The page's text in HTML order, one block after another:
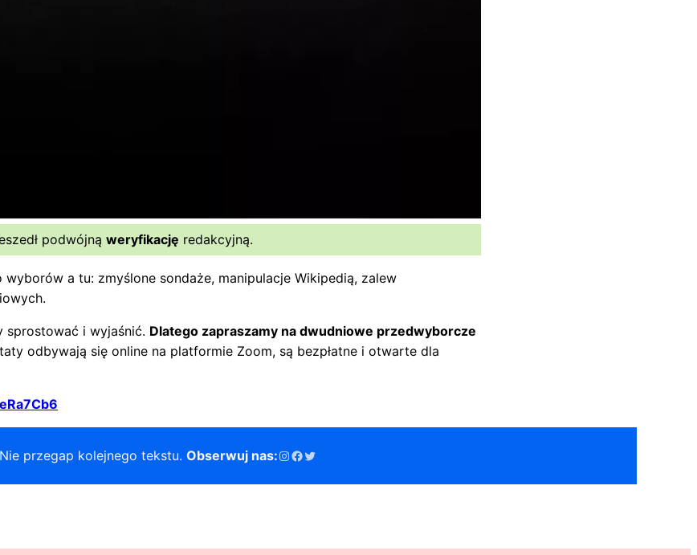
podwójną weryfikację redakcyjną.
a tu: zmyślone sondaże, manipulacje Wikipedią, zalew
sprostować i wyjaśnić. Dlatego zapraszamy na dwudniowe przedwyborcze
odbywają się online na platformie Zoom, są bezpłatne i otwarte dla
Nie przegap kolejnego tekstu. Obserwuj nas:Instagram
Facebook
Twitter